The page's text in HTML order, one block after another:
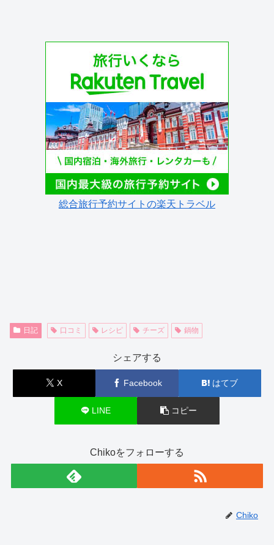
総合旅行予約サイトの楽天トラベル
日記 口コミ レシピ チーズ 鍋物
シェアする
X Facebook はてブ
LINE コピー
Chikoをフォローする
Chiko